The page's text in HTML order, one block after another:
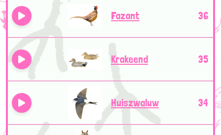
Fazant 36
Krakeend 35
Huiszwaluw 34